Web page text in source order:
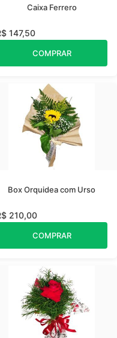
Caixa Ferrero
147,50
COMPRAR
Box Orquidea com Urso
210,00
COMPRAR